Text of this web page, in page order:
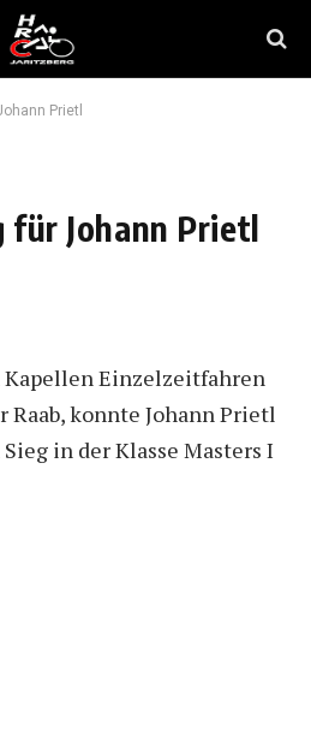
Prietl
für Johann Prietl
Einzelzeitfahren
Raab, konnte Johann Prietl
in der Klasse Masters I